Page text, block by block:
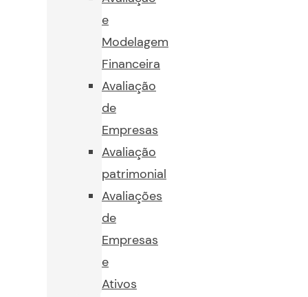
e
Modelagem
Financeira
Avaliação
de
Empresas
Avaliação
patrimonial
Avaliações
de
Empresas
e
Ativos